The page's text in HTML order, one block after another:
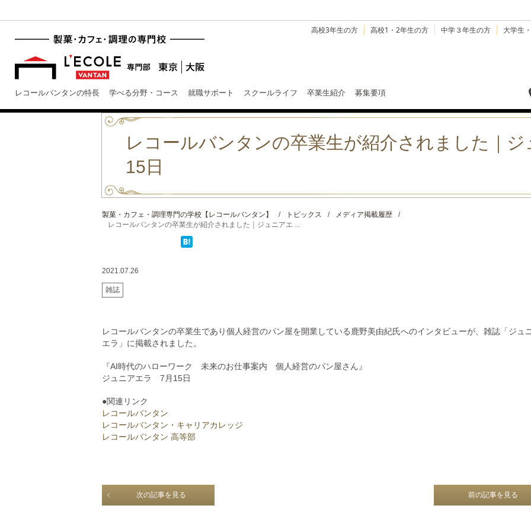
高校3年生の方 高校1・2年生の方 中学３年生の方 大学生
レコールバンタンの特長 学べる分野・コース 就職サポート スクールライフ 卒業生紹介 募集要項
レコールバンタンの卒業生が紹介されました｜
15日
製菓・カフェ・調理専門の学校【レコールバンタン】 / トピックス / メディア掲載履歴
/
レコールバンタンの卒業生が紹介されました｜ジュニアエ ...
2021.07.26
雑誌
レコールバンタンの卒業生であり個人経営のパン屋を開業している鹿野美由紀氏へのインタビューが、雑誌「ジュ
エラ」に掲載されました。
『AI時代のハローワーク 未来のお仕事案内 個人経営のパン屋さん』
ジュニアエラ 7月15日
●関連リンク
レコールバンタン
レコールバンタン・キャリアカレッジ
レコールバンタン 高等部
次の記事を見る 前の記事を見る